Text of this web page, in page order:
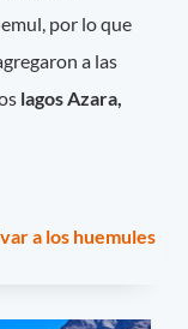
por lo que
a las
lagos Azara,
a los huemules